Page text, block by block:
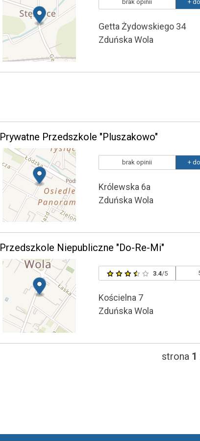
brak opinii +
Getta Żydowskiego 34
Zduńska Wola
Prywatne Przedszkole "Pluszakowo"
brak opinii +
Królewska 6a
Zduńska Wola
Przedszkole Niepubliczne "Do-Re-Mi"
3.4/5
Kościelna 7
Zduńska Wola
strona 1